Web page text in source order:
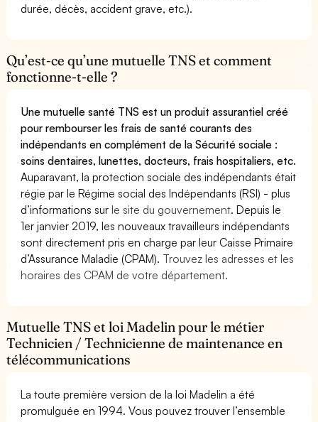
durée, décès, accident grave, etc.).
Qu’est-ce qu’une mutuelle TNS et comment
fonctionne-t-elle ?
Une mutuelle santé TNS est un produit assurantiel créé
pour rembourser les frais de santé courants des
indépendants en complément de la Sécurité sociale :
soins dentaires, lunettes, docteurs, frais hospitaliers, etc.
Auparavant, la protection sociale des indépendants était
régie par le Régime social des Indépendants (RSI) - plus
d’informations surle site du gouvernement. Depuis le
1er janvier 2019, les nouveaux travailleurs indépendants
sont directement pris en charge par leur Caisse Primaire
d’Assurance Maladie (CPAM). Trouvez les adresses et les
horaires des CPAM de votre département.
Mutuelle TNS et loi Madelin pour le métier
Technicien / Technicienne de maintenance en
télécommunications
La toute première version de la loi Madelin a été
promulguée en 1994. Vous pouvez trouver l’ensemble